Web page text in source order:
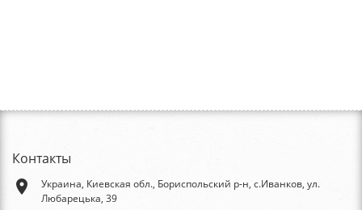
Контакты
place
Украина, Киевская обл., Бориспольский р-н, с.Иванков, ул.
Любарецька, 39